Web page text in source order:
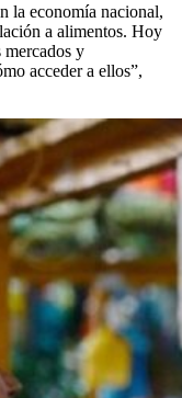
la economía nacional,
a alimentos. Hoy
mercados y
acceder a ellos”,